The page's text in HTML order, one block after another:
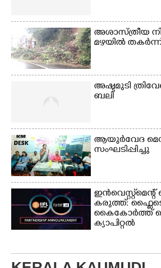
അശാസ്ത്രീയ
മഴയിൽ
അഷ്ടമുടി
ബലി
ആയുർവേദ
സംഘടിപ്പിച്ചു
കരുത്ത്:
ക്യാപിറ്റൽ